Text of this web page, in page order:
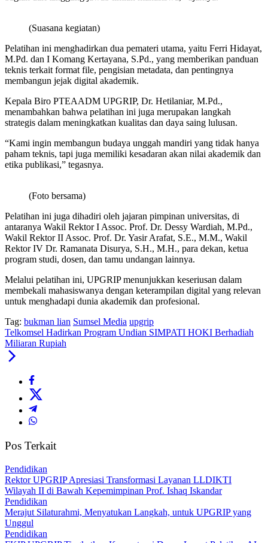
(Suasana kegiatan)
Pelatihan ini menghadirkan dua pemateri utama, yaitu Ferri Hidayat,
M.Pd. dan I Komang Kertayana, S.Pd., yang memberikan panduan
teknis terkait format file, pengisian metadata, dan pentingnya
membangun jejak digital akademik.
Kepala Biro PTEAADM UPGRIP, Dr. Hetilaniar, M.Pd.,
menambahkan bahwa pelatihan ini juga merupakan langkah
strategis dalam meningkatkan kualitas dan daya saing lulusan.
“Kami ingin membangun budaya unggah mandiri yang tidak hanya
paham teknis, tapi juga memiliki kesadaran akan nilai akademik dan
etika publikasi,” tegasnya.
(Foto bersama)
Pelatihan ini juga dihadiri oleh jajaran pimpinan universitas, di
antaranya Wakil Rektor I Assoc. Prof. Dr. Dessy Wardiah, M.Pd.,
Wakil Rektor II Assoc. Prof. Dr. Yasir Arafat, S.E., M.M., Wakil
Rektor IV Dr. Ramanata Disurya, S.H., M.H., para dekan, ketua
program studi, dosen, dan tamu undangan lainnya.
Melalui pelatihan ini, UPGRIP menunjukkan keseriusan dalam
membekali mahasiswanya dengan keterampilan digital yang relevan
untuk menghadapi dunia akademik dan profesional.
Tag: bukman lian Sumsel Media upgrip
Telkomsel Hadirkan Program Undian SIMPATI HOKI Berhadiah
Miliaran Rupiah
Pos Terkait
Pendidikan
Rektor UPGRIP Apresiasi Transformasi Layanan LLDIKTI
Wilayah II di Bawah Kepemimpinan Prof. Ishaq Iskandar
Pendidikan
Merajut Silaturahmi, Menyatukan Langkah, untuk UPGRIP yang
Unggul
Pendidikan